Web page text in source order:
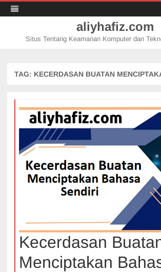
aliyhafiz.com
Situs Tentang Keamanan Komputer dan
TAG: KECERDASAN BUATAN
Kecerdasan
Menciptakan